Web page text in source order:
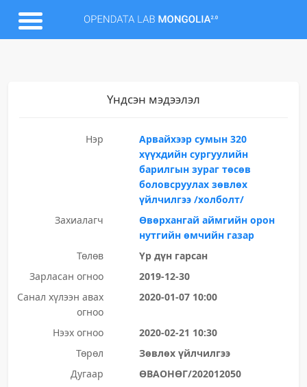
Үндсэн мэдээлэл
Нэр
Арвайхээр сумын 320
хүүхдийн сургуулийн
барилгын зураг төсөв
боловсруулах зөвлөх
үйлчилгээ /холболт/
Захиалагч
Өвөрхангай аймгийн орон
нутгийн өмчийн газар
Төлөв
Үр дүн гарсан
Зарласан огноо
2019-12-30
Санал хүлээн авах
огноо
2020-01-07 10:00
Нээх огноо
2020-02-21 10:30
Төрөл
Зөвлөх үйлчилгээ
Дугаар
ӨВАОНӨГ/202012050